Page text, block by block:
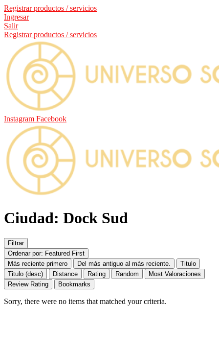
Registrar productos / servicios
Ingresar
Salir
Registrar productos / servicios
Instagram Facebook
Ciudad: Dock Sud
Filtrar
Ordenar por: Featured First
Más reciente primero
Del más antiguo al más reciente.
Titulo
Titulo (desc)
Distance Rating Random
Most Valoraciones
Review Rating
Bookmarks
Sorry, there were no items that matched your criteria.